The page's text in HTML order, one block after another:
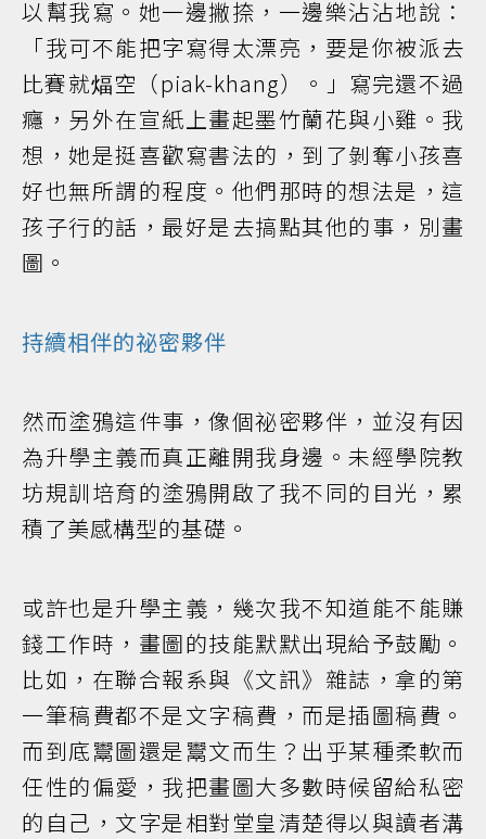
以幫我寫。她一邊撇捺，一邊樂沾沾地說：
「我可不能把字寫得太漂亮，要是你被派去
比賽就煏空（piak-khang）。」寫完還不過
癮，另外在宣紙上畫起墨竹蘭花與小雞。我
想，她是挺喜歡寫書法的，到了剝奪小孩喜
好也無所謂的程度。他們那時的想法是，這
孩子行的話，最好是去搞點其他的事，別畫
圖。
持續相伴的祕密夥伴
然而塗鴉這件事，像個祕密夥伴，並沒有因
為升學主義而真正離開我身邊。未經學院教
坊規訓培育的塗鴉開啟了我不同的目光，累
積了美感構型的基礎。
或許也是升學主義，幾次我不知道能不能賺
錢工作時，畫圖的技能默默出現給予鼓勵。
比如，在聯合報系與《文訊》雜誌，拿的第
一筆稿費都不是文字稿費，而是插圖稿費。
而到底鬻圖還是鬻文而生？出乎某種柔軟而
任性的偏愛，我把畫圖大多數時候留給私密
的自己，文字是相對堂皇清楚得以與讀者溝